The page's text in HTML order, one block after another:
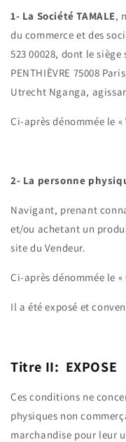
1- La Société TAMALE,
du commerce et des
523 00028, dont le
PENTHIÈVRE 75008
Utrecht Nganga,
Ci-après dénommée le
2- La personne
Navigant, prenant
et/ou achetant un
site du Vendeur.
Ci-après dénommée le
Il a été exposé et
Titre II: EXPOSE
Ces conditions ne
physiques non
marchandise pour leur